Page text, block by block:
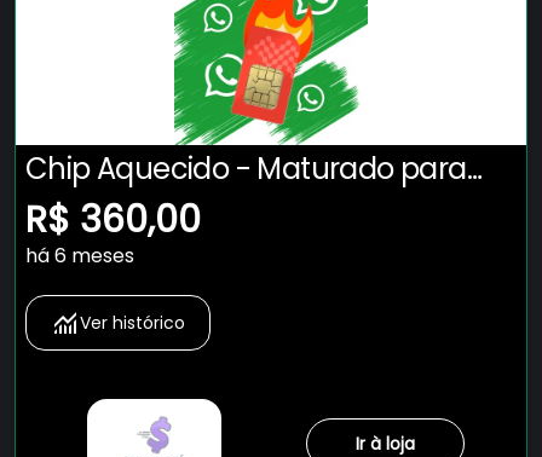
Chip Aquecido - Maturado para
Whatsapp
R$ 360,00
há 6 meses
Ver histórico
Ir à loja